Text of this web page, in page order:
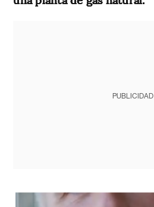
PUBLICIDAD